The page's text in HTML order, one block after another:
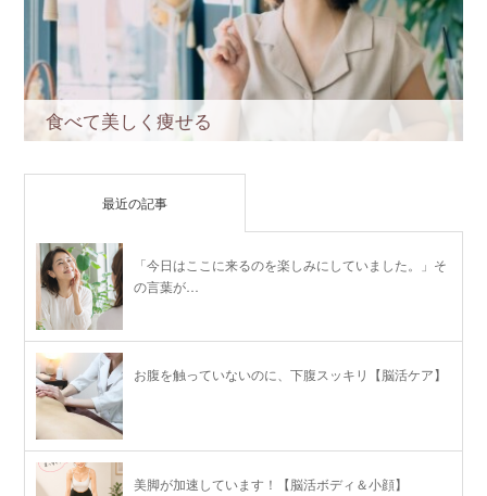
食べて美しく痩せる
最近の記事
「今日はここに来るのを楽しみにしていました。」そ
の言葉が…
お腹を触っていないのに、下腹スッキリ【脳活ケア】
美脚が加速しています！【脳活ボディ＆小顔】